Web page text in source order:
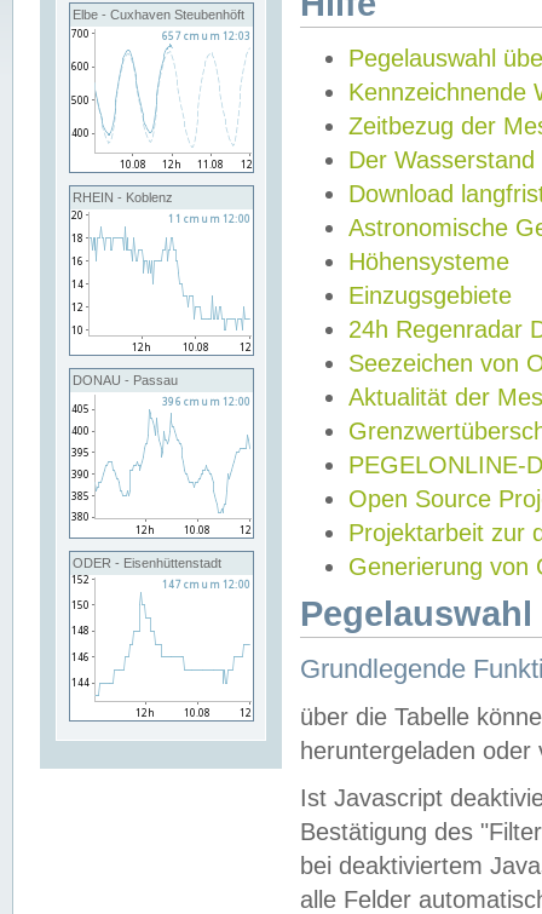
Elbe - Cuxhaven Steubenhöft
RHEIN - Koblenz
DONAU - Passau
ODER - Eisenhüttenstadt
Pegelauswahl
Kennzeichnende
Zeitbezug der
Der Wasserstand
Download
Astronomische
Höhensysteme
Einzugsgebiete
24h Regenradar
Seezeichen von
Aktualität der
PEGELONLINE-
Open Source
Projektarbeit zur
Generierung von
Grundlegende
über die Tabelle
heruntergeladen oder
Ist Javascript
Bestätigung des
bei deaktiviertem
alle Felder